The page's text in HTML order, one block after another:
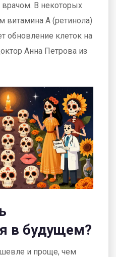
врачом. В некоторых
витамина А (ретинола)
обновление клеток на
Анна Петрова из
в будущем?
и проще, чем